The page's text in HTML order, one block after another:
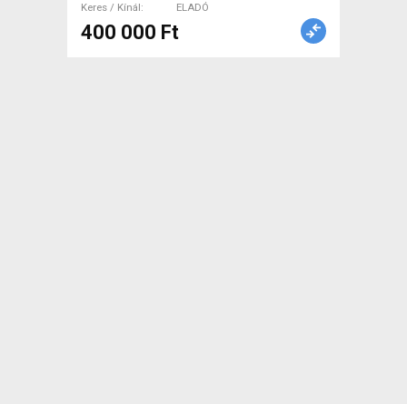
Keres / Kínál
ELADÓ
400 000 Ft